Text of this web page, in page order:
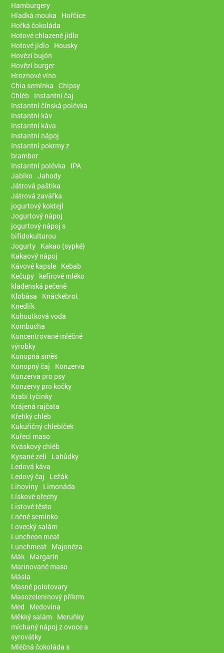
Hamburgery
Hladká mouka
Hořčice
Hořká čokoláda
Hotové chlazené jídlo
Hotové jídlo Housky
Hovězí bujón
Hovězí burger
Hroznové víno
Chia semínka Chipsy
Chléb Instantní čaj
Instantní čínská polévka
Instantní káv
Instantní káva
Instantní nápoj
Instantní pokrmy z
brambor
Instantní polévka
IPA
Jablko Jahody
Játrová paštika
Játrová zavářka
jogurtový koktejl
Jogurtový nápoj
jogurtový nápoj s
bifidokulturou
Jogurty Kakao (sypké)
Kakaový nápoj
Kávové kapsle Kebab
Kečupy kefírové mléko
kladenská pečeně
Klobása
Knäckebrot
Knedlík
Kohoutková voda
Kombucha
Koncentrované mléčné
výrobky
Konopná směs
Konopný čaj
Konzerva
Konzerva pro psy
Konzervy pro kočky
Krabí tyčinky
Krájená rajčata
Křehký chléb
Kukuřičný chlebíček
Kuřecí maso
Kváskový chléb
Kysané zelí Lahůdky
Ledová káva
Ledový čaj
Ležák
Lihoviny Limonáda
Lískové ořechy
Listové těsto
Lněné semínko
Lovecký salám
Luncheon meat
Lunchmeat Majonéza
Mák Margarín
Marinované maso
Másla
Masné polotovary
Masozeleninový příkrm
Med
Medovina
Měkký salám Meruňky
míchaný nápoj z ovoce a
syrovátky
Mléčná čokoláda s